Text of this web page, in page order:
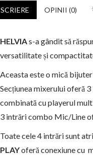
OPINII (0)
HELVIAs-a gândit să
versatilitate și
Aceasta este o mică
Secțiunea mixerului oferă
combinată cu playerul
3 intrări combo Mic/Line
Toate cele 4 intrări sunt
PLAYoferă conexiune cu